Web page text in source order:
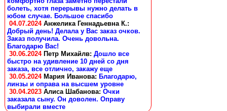
болеть, хотя перерывы нужно делать в
юбом случае. Большое спасибо
04.07.2024 Анжелика Геннадьевна К.:
Добрый день! Делала у Вас заказ очков.
Заказ получила. Очень довольна.
Благодарю Вас!
30.06.2024 Петр Михайлв: Дошло все
быстро на удивление 10 дней со дня
заказа, все отлично, закажу еще
30.05.2024 Мария Иванова: Благодарю,
линзы и оправа на высшем уровне
30.04.2023 Алиса Шабанова: Очки
заказала сыну. Он доволен. Оправу
выбирали вместе